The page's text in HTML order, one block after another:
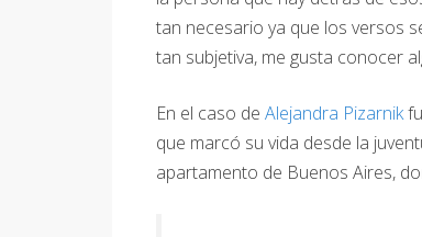
tan necesario ya que los versos
tan subjetiva, me gusta conocer
En el caso de Alejandra Pizarnik
que marcó su vida desde la
apartamento de Buenos Aires,